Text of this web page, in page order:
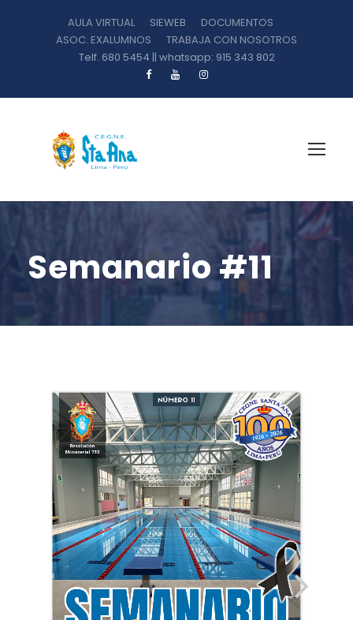
AULA VIRTUAL SIEWEB
DOCUMENTOS
ASOC. EXALUMNOS
TRABAJA CON NOSOTROS
Telf. 680 5454 || whatsapp: 915 343 802
Semanario #11